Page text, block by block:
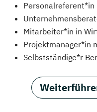
Mitarbeiter*in in
Projektmanager*in
Selbstständige*r